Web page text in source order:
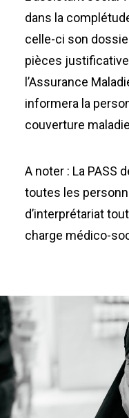
dans la
celle-ci son
pièces
l’Assurance
informera la
couverture
A noter : La PASS
toutes les
d’interprétariat
charge médico-